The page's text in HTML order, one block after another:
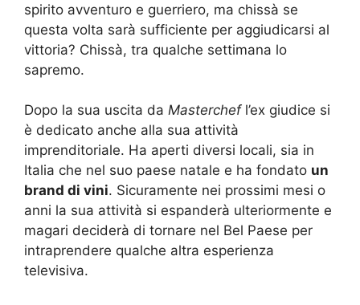
spirito avventuro e guerriero, ma chissà se
questa volta sarà sufficiente per aggiudicarsi al
vittoria? Chissà, tra qualche settimana lo
sapremo.
Dopo la sua uscita da Masterchefl’ex giudice si
è dedicato anche alla sua attività
imprenditoriale. Ha aperti diversi locali, sia in
Italia che nel suo paese natale e ha fondato un
brand di vini. Sicuramente nei prossimi mesi o
anni la sua attività si espanderà ulteriormente e
magari deciderà di tornare nel Bel Paese per
intraprendere qualche altra esperienza
televisiva.